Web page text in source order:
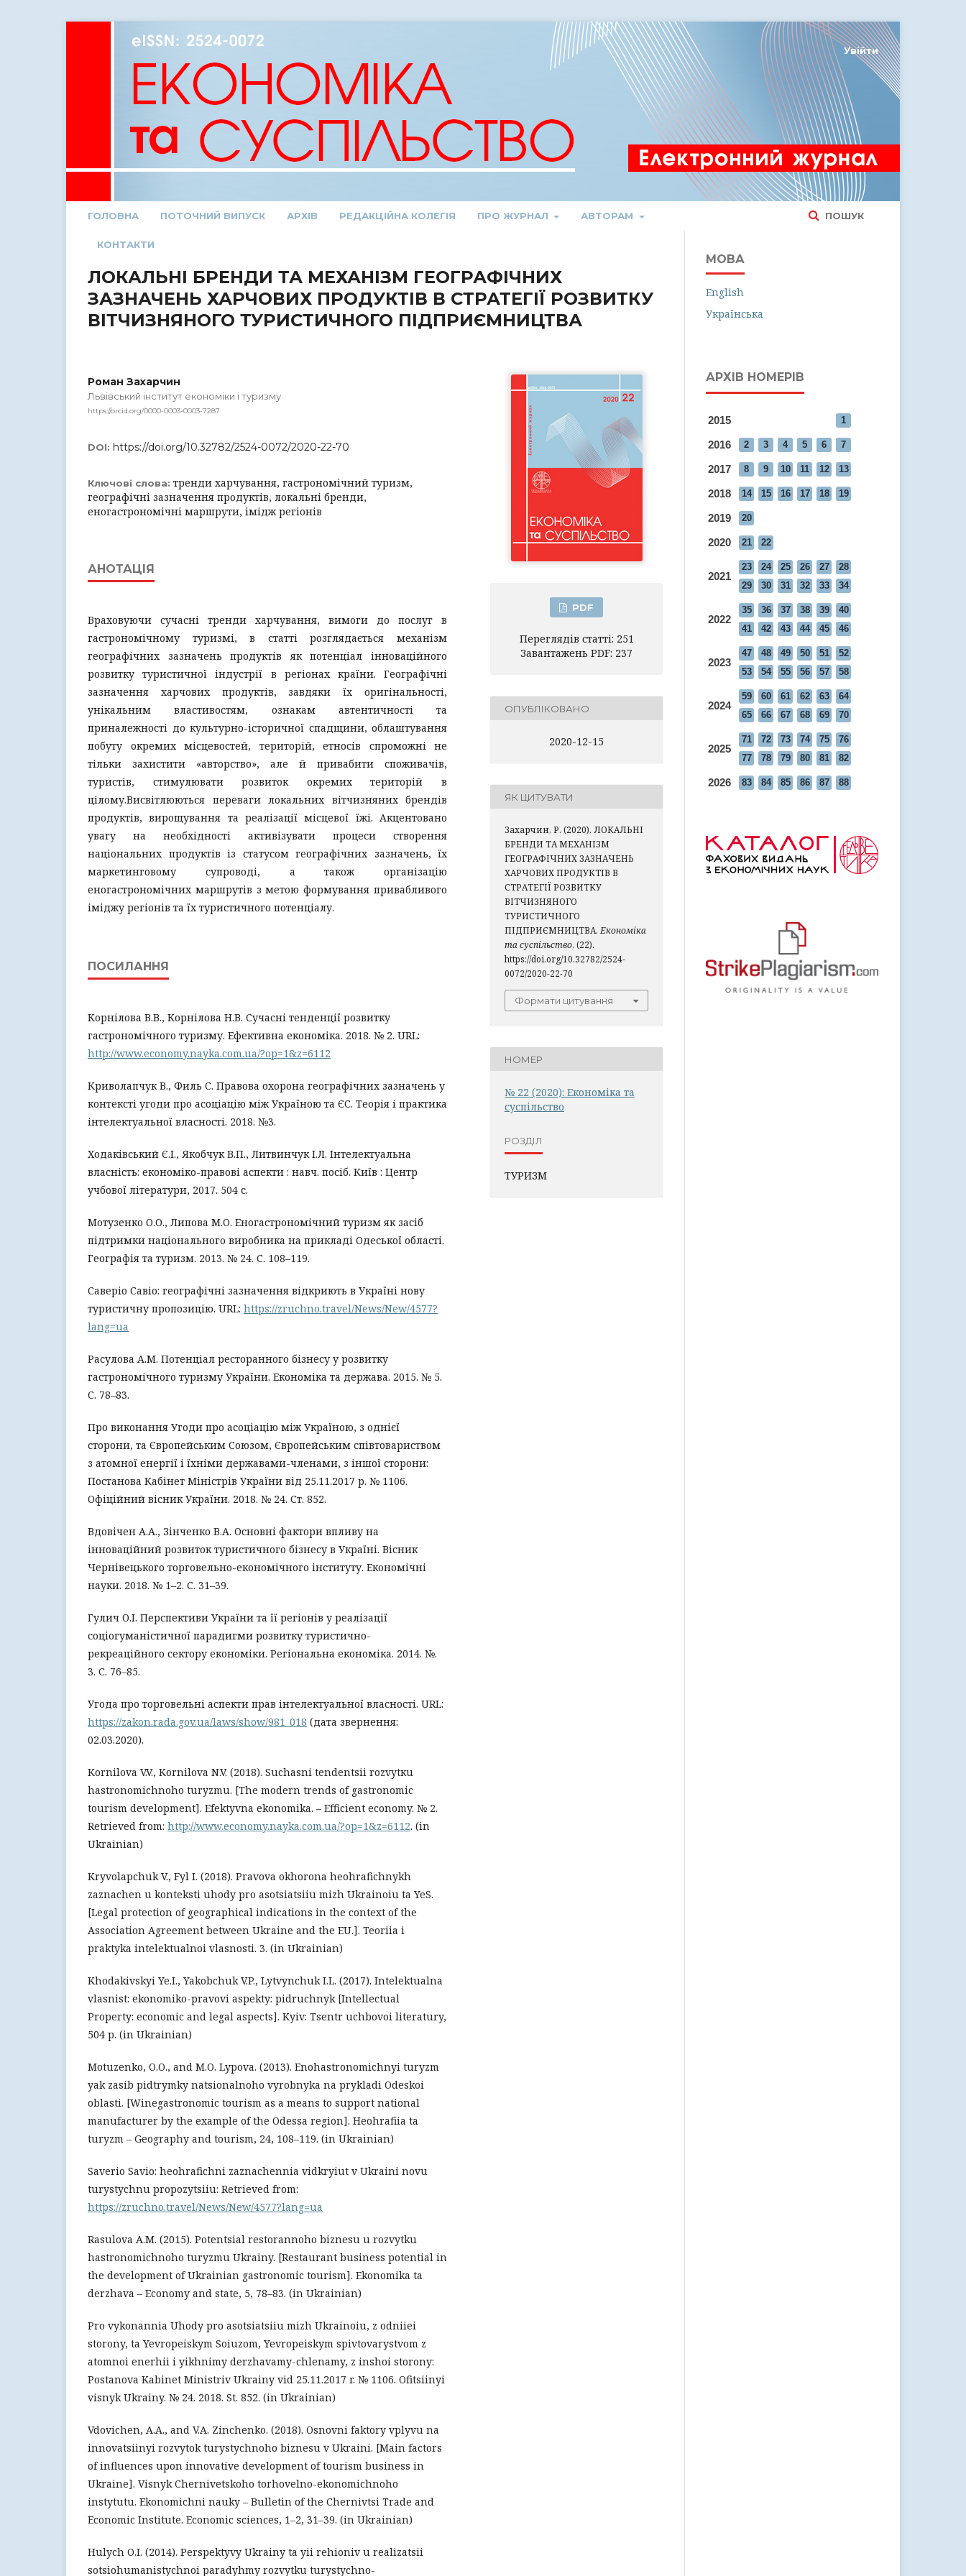
ГОЛОВНА ПОТОЧНИЙ ВИПУСК АРХІВ РЕДАКЦІЙНА КОЛЕГІЯ ПРО ЖУРНАЛ АВТОРАМ
КОНТАКТИ
ПОШУК
Увійти
ЛОКАЛЬНІ БРЕНДИ ТА МЕХАНІЗМ ГЕОГРАФІЧНИХ
ЗАЗНАЧЕНЬ ХАРЧОВИХ ПРОДУКТІВ В СТРАТЕГІЇ РОЗВИТКУ
ВІТЧИЗНЯНОГО ТУРИСТИЧНОГО ПІДПРИЄМНИЦТВА
Роман Захарчин
Львівський інститут економіки і туризму
https://orcid.org/0000-0003-0003-7287
DOI: https://doi.org/10.32782/2524-0072/2020-22-70
Ключові слова: тренди харчування, гастрономічний туризм,
географічні зазначення продуктів, локальні бренди,
еногастрономічні маршрути, імідж регіонів
АНОТАЦІЯ
Враховуючи сучасні тренди харчування, вимоги до послуг в
гастрономічному туризмі, в статті розглядається механізм
географічних зазначень продуктів як потенціал інноваційного
розвитку туристичної індустрії в регіонах країни. Географічні
зазначення харчових продуктів, завдяки їх оригінальності,
унікальним властивостям, ознакам автентичності та
приналежності до культурно-історичної спадщини, облаштування
побуту окремих місцевостей, територій, етносів спроможні не
тільки захистити «авторство», але й привабити споживачів,
туристів, стимулювати розвиток окремих територій в
цілому.Висвітлюються переваги локальних вітчизняних брендів
продуктів, вирощування та реалізації місцевої їжі. Акцентовано
увагу на необхідності активізувати процеси створення
національних продуктів із статусом географічних зазначень, їх
маркетинговому супроводі, а також організацію
еногастрономічних маршрутів з метою формування привабливого
іміджу регіонів та їх туристичного потенціалу.
ПОСИЛАННЯ
Корнілова В.В., Корнілова Н.В. Сучасні тенденції розвитку
гастрономічного туризму. Ефективна економіка. 2018. № 2. URL:
http://www.economy.nayka.com.ua/?op=1&z=6112
Криволапчук В., Филь С. Правова охорона географічних зазначень у
контексті угоди про асоціацію між Україною та ЄС. Теорія і практика
інтелектуальної власності. 2018. №3.
Ходаківський Є.І., Якобчук В.П., Литвинчук І.Л. Інтелектуальна
власність: економіко-правові аспекти : навч. посіб. Київ : Центр
учбової літератури, 2017. 504 с.
Мотузенко О.О., Липова М.О. Еногастрономічний туризм як засіб
підтримки національного виробника на прикладі Одеської області.
Географія та туризм. 2013. № 24. С. 108–119.
Саверіо Савіо: географічні зазначення відкриють в Україні нову
туристичну пропозицію. URL: https://zruchno.travel/News/New/4577?
lang=ua
Расулова А.М. Потенціал ресторанного бізнесу у розвитку
гастрономічного туризму України. Економіка та держава. 2015. № 5.
С. 78–83.
Про виконання Угоди про асоціацію між Україною, з однієї
сторони, та Європейським Союзом, Європейським співтовариством
з атомної енергії і їхніми державами-членами, з іншої сторони:
Постанова Кабінет Міністрів України від 25.11.2017 р. № 1106.
Офіційний вісник України. 2018. № 24. Ст. 852.
Вдовічен А.А., Зінченко В.А. Основні фактори впливу на
інноваційний розвиток туристичного бізнесу в Україні. Вісник
Чернівецького торговельно-економічного інституту. Економічні
науки. 2018. № 1–2. С. 31–39.
Гулич О.І. Перспективи України та її регіонів у реалізації
соціогуманістичної парадигми розвитку туристично-
рекреаційного сектору економіки. Регіональна економіка. 2014. №.
3. С. 76–85.
Угода про торговельні аспекти прав інтелектуальної власності. URL:
https://zakon.rada.gov.ua/laws/show/981_018 (дата звернення:
02.03.2020).
Kornilova V.V., Kornilova N.V. (2018). Suchasni tendentsii rozvytкu
hastronomichnoho turyzmu. [The modern trends of gastronomic
tourism development]. Efektyvna ekonomika. – Efficient economy. № 2.
Retrieved from: http://www.economy.nayka.com.ua/?op=1&z=6112. (in
Ukrainian)
Kryvolapchuk V., Fyl І. (2018). Pravova okhorona heohrafichnykh
zaznachen u konteksti uhody pro asotsiatsiiu mizh Ukrainoiu ta YeS.
[Legal protection of geographical indications in the context of the
Association Agreement between Ukraine and the EU.]. Teoriia i
praktyka intelektualnoi vlasnosti. 3. (in Ukrainian)
Khodakivskyi Ye.I., Yakobchuk V.P., Lytvynchuk I.L. (2017). Intelektualna
vlasnist: ekonomiko-pravovi aspekty: pidruchnyk [Intellectual
Property: economic and legal aspects]. Kyiv: Tsentr uchbovoi literatury,
504 p. (in Ukrainian)
Motuzenko, O.O., and M.O. Lypova. (2013). Enohastronomichnyi turyzm
yak zasib pidtrymky natsionalnoho vyrobnyka na prykladi Odeskoi
oblasti. [Winegastronomic tourism as a means to support national
manufacturer by the example of the Odessa region]. Heohrafiia ta
turyzm – Geography and tourism, 24, 108–119. (in Ukrainian)
Saverio Savio: heohrafichni zaznachennia vidkryiut v Ukraini novu
turystychnu propozytsiiu: Retrieved from:
https://zruchno.travel/News/New/4577?lang=ua
Rasulova A.M. (2015). Potentsial restorannoho biznesu u rozvytku
hastronomichnoho turyzmu Ukrainy. [Restaurant business potential in
the development of Ukrainian gastronomic tourism]. Ekonomika ta
derzhava – Economy and state, 5, 78–83. (in Ukrainian)
Pro vykonannia Uhody pro asotsiatsiiu mizh Ukrainoiu, z odniiei
storony, ta Yevropeiskym Soiuzom, Yevropeiskym spivtovarystvom z
atomnoi enerhii i yikhnimy derzhavamy-chlenamy, z inshoi storony:
Postanova Kabinet Ministriv Ukrainy vid 25.11.2017 r. № 1106. Ofitsiinyi
visnyk Ukrainy. № 24. 2018. St. 852. (in Ukrainian)
Vdovichen, A.A., and V.A. Zinchenko. (2018). Osnovni faktory vplyvu na
innovatsiinyi rozvytok turystychnoho biznesu v Ukraini. [Main factors
of influences upon innovative development of tourism business in
Ukraine]. Visnyk Chernivetskoho torhovelno-ekonomichnoho
instytutu. Ekonomichni nauky – Bulletin of the Chernivtsi Trade and
Economic Institute. Economic sciences, 1–2, 31–39. (in Ukrainian)
Hulych O.I. (2014). Perspektyvy Ukrainy ta yii rehioniv u realizatsii
sotsiohumanistychnoi paradyhmy rozvytku turystychno-
PDF
Переглядів статті: 251
Завантажень PDF: 237
ОПУБЛІКОВАНО
2020-12-15
ЯК ЦИТУВАТИ
Захарчин, Р. (2020). ЛОКАЛЬНІ
БРЕНДИ ТА МЕХАНІЗМ
ГЕОГРАФІЧНИХ ЗАЗНАЧЕНЬ
ХАРЧОВИХ ПРОДУКТІВ В
СТРАТЕГІЇ РОЗВИТКУ
ВІТЧИЗНЯНОГО
ТУРИСТИЧНОГО
ПІДПРИЄМНИЦТВА. Економіка
та суспільство, (22).
https://doi.org/10.32782/2524-
0072/2020-22-70
Формати цитування
НОМЕР
№ 22 (2020): Економіка та
суспільство
РОЗДІЛ
ТУРИЗМ
МОВА
English
Українська
АРХІВ НОМЕРІВ
2015 1
2016 2 3 4 5 6 7
2017 8 9 10 11 12 13
2018 14 15 16 17 18 19
2019 20
2020 21 22
2021
23 24 25 26 27
28
29
30 31 32 33 34
2022
35 36 37 38 39
40
41
42 43 44 45 46
2023
47 48 49 50 51
52
53
54 55 56 57 58
2024
59 60 61 62 63
64
65
66 67 68 69 70
2025
71 72 73 74 75
76
77
78 79 80 81 82
2026 83 84 85 86 87 88